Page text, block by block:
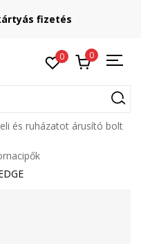
fizetés
0 0
és ruházatot árusító bolt